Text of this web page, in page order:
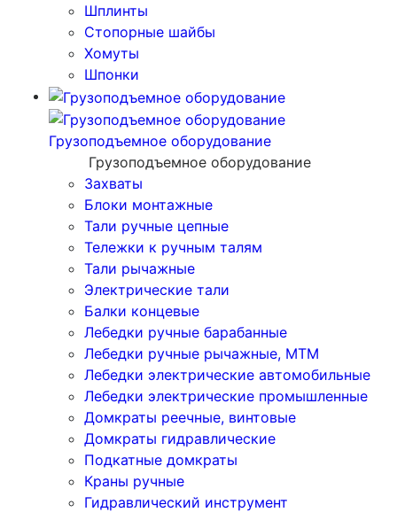
Шплинты
Стопорные шайбы
Хомуты
Шпонки
Грузоподъемное оборудование
Грузоподъемное оборудование
Захваты
Блоки монтажные
Тали ручные цепные
Тележки к ручным талям
Тали рычажные
Электрические тали
Балки концевые
Лебедки ручные барабанные
Лебедки ручные рычажные, МТМ
Лебедки электрические автомобильные
Лебедки электрические промышленные
Домкраты реечные, винтовые
Домкраты гидравлические
Подкатные домкраты
Краны ручные
Гидравлический инструмент